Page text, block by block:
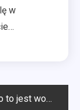
w
jest workation?